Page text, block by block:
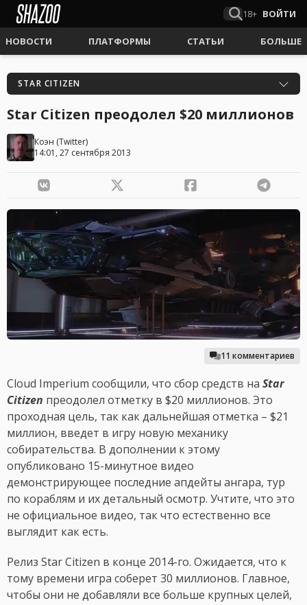
18+ ВОЙТИ
НОВОСТИ ПЛАТФОРМЫ СТАТЬИ БОЛЬШЕ
STAR CITIZEN
Star Citizen преодолел $20 миллионов
Коэн (Twitter)
14:01, 27 сентября 2013
11 комментариев
Cloud Imperium сообщили, что сбор средств на Star
Citizen преодолел отметку в $20 миллионов. Это
проходная цель, так как дальнейшая отметка – $21
миллион, введет в игру новую механику
собирательства. В дополнении к этому
опубликовано 15-минутное видео
демонстрирующее последние апдейты ангара, тур
по кораблям и их детальный осмотр. Учтите, что это
не официальное видео, так что естественно все
выглядит как есть.
Релиз Star Citizen в конце 2014-го. Ожидается, что к
тому времени игра соберет 30 миллионов. Главное,
чтобы они не добавляли все больше крупных целей,